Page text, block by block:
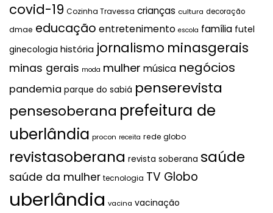
covid-19 Cozinha Travessa crianças cultura decoração
dmae educação entretenimento escola família futel
ginecologia história jornalismo minasgerais
minas gerais moda mulher música negócios
pandemia parque do sabiá penserevista
pensesoberana prefeitura de
uberlândia procon receita rede globo
revistasoberana revista soberana saúde
saúde da mulher tecnologia TV Globo
uberlândia vacina vacinação